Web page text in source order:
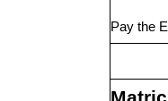
Pay the
Matric